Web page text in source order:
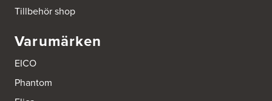
Stoby Måleri AB
http://www.ballingslov.se
Industrigatan 18
Tillbehör shop
Varumärken
EICO
Phantom